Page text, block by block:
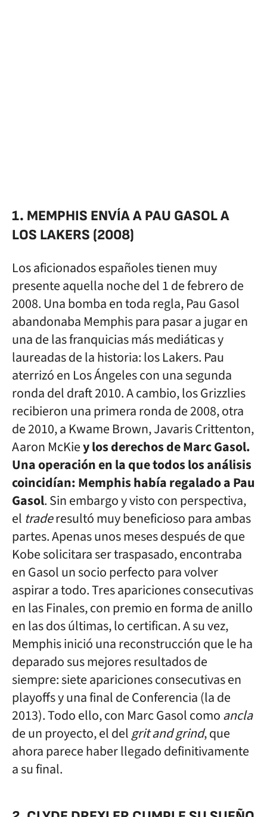
1. MEMPHIS ENVÍA A PAU GASOL A
LOS LAKERS (2008)
Los aficionados españoles tienen muy
presente aquella noche del 1 de febrero de
2008. Una bomba en toda regla, Pau Gasol
abandonaba Memphis para pasar a jugar en
una de las franquicias más mediáticas y
laureadas de la historia: los Lakers. Pau
aterrizó en Los Ángeles con una segunda
ronda del draft 2010. A cambio, los Grizzlies
recibieron una primera ronda de 2008, otra
de 2010, a Kwame Brown, Javaris Crittenton,
Aaron McKiey los derechos de Marc Gasol.
Una operación en la que todos los análisis
coincidían: Memphis había regalado a Pau
Gasol. Sin embargo y visto con perspectiva,
el traderesultó muy beneficioso para ambas
partes. Apenas unos meses después de que
Kobe solicitara ser traspasado, encontraba
en Gasol un socio perfecto para volver
aspirar a todo. Tres apariciones consecutivas
en las Finales, con premio en forma de anillo
en las dos últimas, lo certifican. A su vez,
Memphis inició una reconstrucción que le ha
deparado sus mejores resultados de
siempre: siete apariciones consecutivas en
playoffs y una final de Conferencia (la de
2013). Todo ello, con Marc Gasol comoancla
de un proyecto, el delgrit and grind, que
ahora parece haber llegado definitivamente
a su final.